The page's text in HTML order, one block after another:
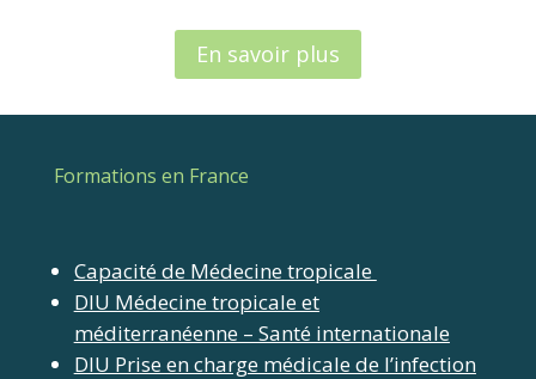
En savoir plus
Formations en France
Capacité de Médecine tropicale
DIU Médecine tropicale et
méditerranéenne – Santé internationale
DIU Prise en charge médicale de l’infection